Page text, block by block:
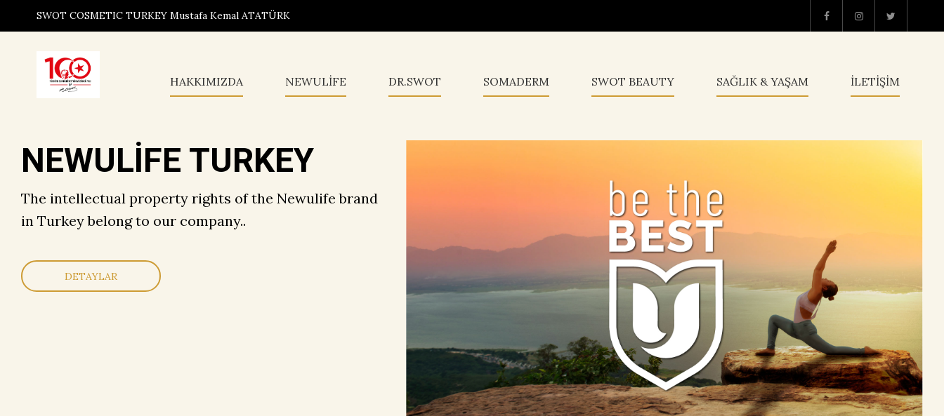
SWOT COSMETIC TURKEY Mustafa Kemal ATATÜRK
HAKKIMIZDA NEWULİFE DR.SWOT SOMADERM SWOT BEAUTY SAĞLIK & YAŞAM İLETİŞİM
NEWULİFE TURKEY
The intellectual property rights of the Newulife brand
in Turkey belong to our company..
DETAYLAR